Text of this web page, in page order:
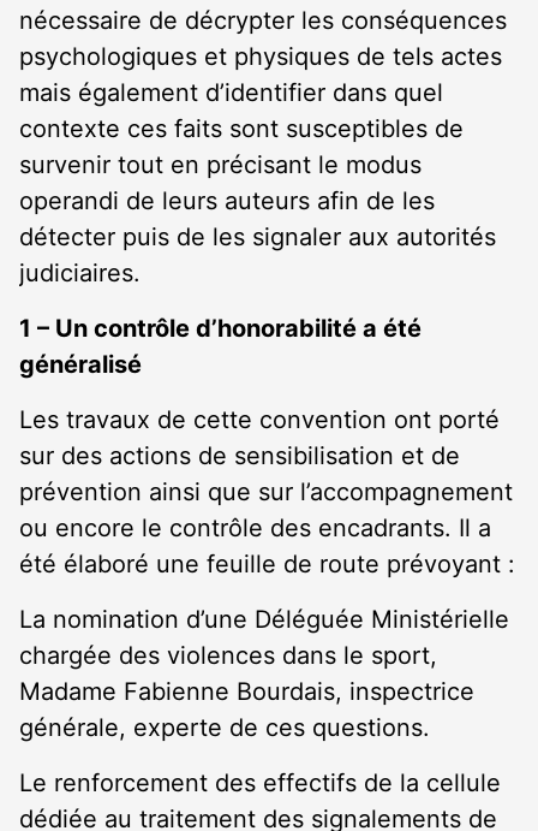
nécessaire de décrypter les conséquences
psychologiques et physiques de tels actes
mais également d’identifier dans quel
contexte ces faits sont susceptibles de
survenir tout en précisant le modus
operandi de leurs auteurs afin de les
détecter puis de les signaler aux autorités
judiciaires.
1 – Un contrôle d’honorabilité a été
généralisé
Les travaux de cette convention ont porté
sur des actions de sensibilisation et de
prévention ainsi que sur l’accompagnement
ou encore le contrôle des encadrants. Il a
été élaboré une feuille de route prévoyant :
La nomination d’une Déléguée Ministérielle
chargée des violences dans le sport,
Madame Fabienne Bourdais, inspectrice
générale, experte de ces questions.
Le renforcement des effectifs de la cellule
dédiée au traitement des signalements de